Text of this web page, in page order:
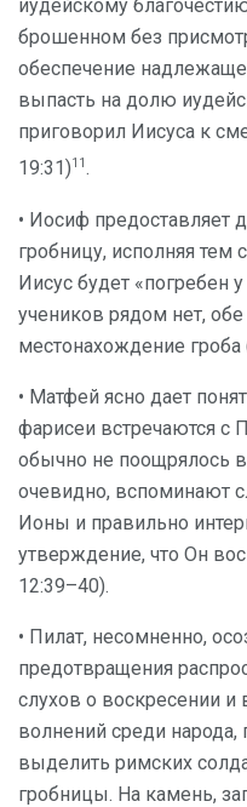
иудейскому
брошенном без
обеспечение
выпасть на долю
приговорил Иисуса к
19:31)11 .
• Иосиф предоставляет
гробницу, исполняя тем
Иисус будет «погребен
учеников рядом нет,
местонахождение
• Матфей ясно дает
фарисеи встречаются с
обычно не поощрялось
очевидно, вспоминают
Ионы и правильно
утверждение, что Он
12:39–40).
• Пилат, несомненно,
предотвращения
слухов о воскресении
волнений среди
выделить римских
гробницы. На камень,